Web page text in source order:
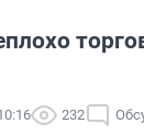
232